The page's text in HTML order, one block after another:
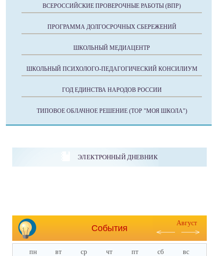
ВСЕРОССИЙСКИЕ ПРОВЕРОЧНЫЕ РАБОТЫ (ВПР)
ПРОГРАММА ДОЛГОСРОЧНЫХ СБЕРЕЖЕНИЙ
ШКОЛЬНЫЙ МЕДИАЦЕНТР
ШКОЛЬНЫЙ ПСИХОЛОГО-ПЕДАГОГИЧЕСКИЙ КОНСИЛИУМ
ГОД ЕДИНСТВА НАРОДОВ РОССИИ
ТИПОВОЕ ОБЛАЧНОЕ РЕШЕНИЕ (ТОР "МОЯ ШКОЛА")
ЭЛЕКТРОННЫЙ ДНЕВНИК
События
Август
пн вт ср чт пт сб вс